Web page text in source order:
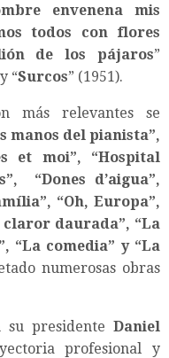
envenena mis
todos con flores
de los pájaros”
“Surcos” (1951).
más relevantes se
manos del pianista”,
et moi”, “Hospital
“Dones d’aigua”,
“Oh, Europa”,
claror daurada”, “La
“La comedia” y “La
numerosas obras
su presidente Daniel
profesional y